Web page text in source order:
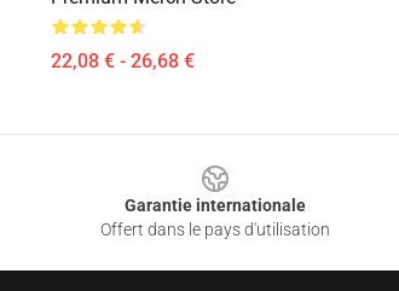
22,08 € - 26,68 €
Garantie internationale
Offert dans le pays d'utilisation